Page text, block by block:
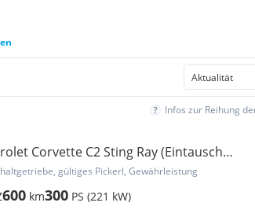
Infos zur Reihung
Corvette C2 Sting Ray (Eintausch
gültiges Pickerl, Gewährleistung
600 km300 PS (221 kW)